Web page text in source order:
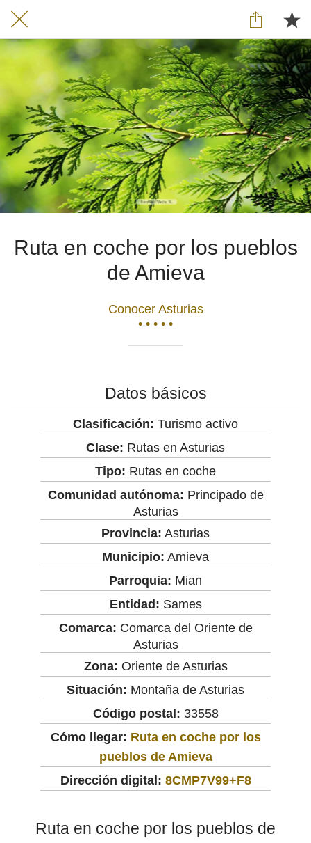
Ruta en coche por los pueblos
de Amieva
Conocer Asturias
• • • • •
Datos básicos
Clasificación: Turismo activo
Clase: Rutas en Asturias
Tipo: Rutas en coche
Comunidad autónoma: Principado de
Asturias
Provincia: Asturias
Municipio: Amieva
Parroquia: Mian
Entidad: Sames
Comarca: Comarca del Oriente de
Asturias
Zona: Oriente de Asturias
Situación: Montaña de Asturias
Código postal: 33558
Cómo llegar: Ruta en coche por los
pueblos de Amieva
Dirección digital: 8CMP7V99+F8
Ruta en coche por los pueblos de